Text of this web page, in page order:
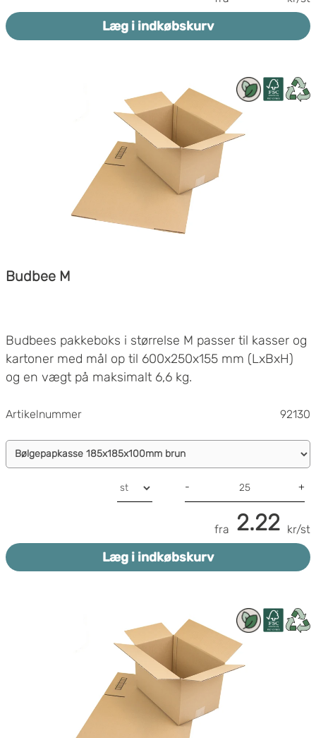
Læg i indkøbskurv
Budbee M
Budbees pakkeboks i størrelse M passer til kasser og
kartoner med mål op til 600x250x155 mm (LxBxH)
og en vægt på maksimalt 6,6 kg.
Artikelnummer 92130
- +
fra 2.22 kr/st
Læg i indkøbskurv